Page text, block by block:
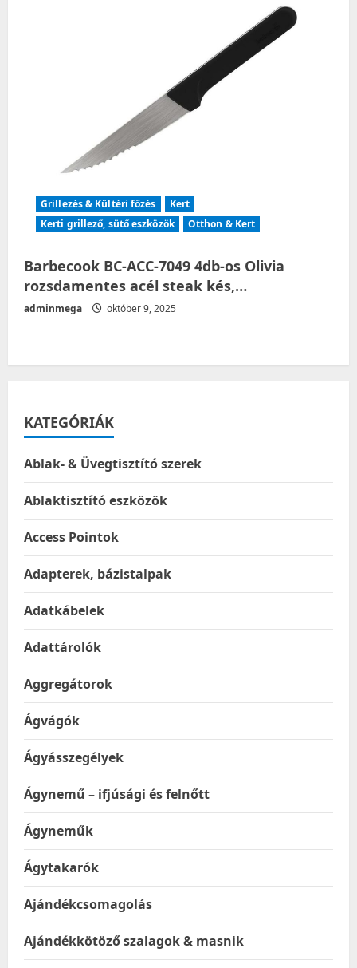
Grillezés & Kültéri főzés
Kert
Kerti grillező, sütő eszközök
Otthon & Kert
Barbecook BC-ACC-7049 4db-os Olivia
rozsdamentes acél steak kés,…
adminmega október 9, 2025
KATEGÓRIÁK
Ablak- & Üvegtisztító szerek
Ablaktisztító eszközök
Access Pointok
Adapterek, bázistalpak
Adatkábelek
Adattárolók
Aggregátorok
Ágvágók
Ágyásszegélyek
Ágynemű – ifjúsági és felnőtt
Ágyneműk
Ágytakarók
Ajándékcsomagolás
Ajándékkötöző szalagok & masnik